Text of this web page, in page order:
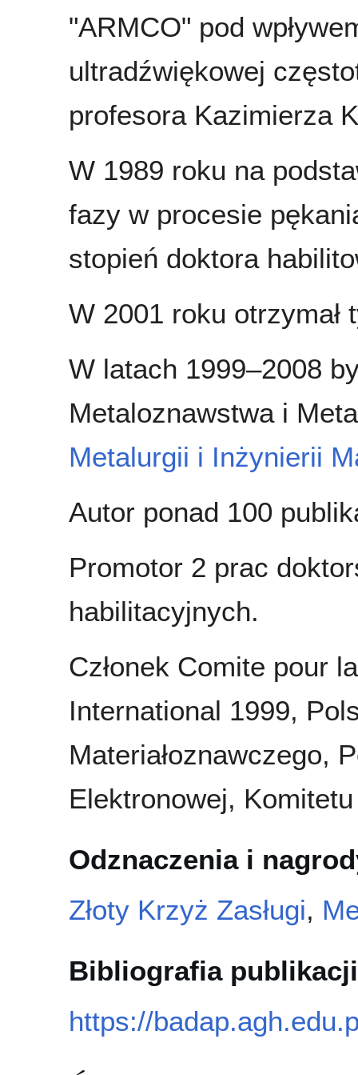
"ARMCO" pod
ultradźwiękowej
profesora Kazimierza
W 1989 roku na
fazy w procesie
stopień doktora
W 2001 roku otrzymał
W latach 1999–2008
Metaloznawstwa i
Metalurgii i Inżynierii
Autor ponad 100
Promotor 2 prac
habilitacyjnych.
Członek Comite pour
International 1999,
Materiałoznawczego,
Elektronowej,
Odznaczenia i
Złoty Krzyż Zasługi,
Bibliografia publikacji
https://